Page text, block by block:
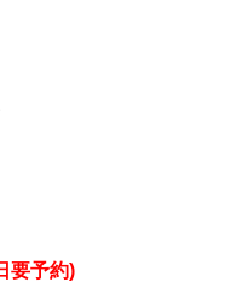
要予約)